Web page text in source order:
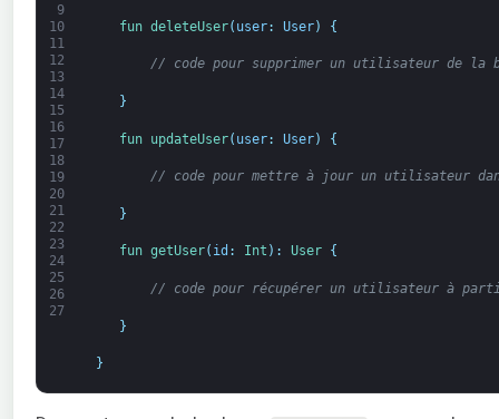
9
10
11
12
13
14
15
16
17
18
19
20
21
22
23
24
25
26
27
fun deleteUser( user: User) {
// code pour supprimer un utilisateur de la
}
fun updateUser( user: User) {
// code pour mettre à jour un utilisateur
}
fun getUser( id : Int ) : User {
// code pour récupérer un utilisateur à
}
}